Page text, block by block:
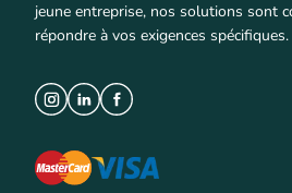
jeune entreprise, nos solutions sont
répondre à vos exigences spécifiques.